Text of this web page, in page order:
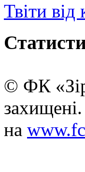
Твіти
© ФК
на